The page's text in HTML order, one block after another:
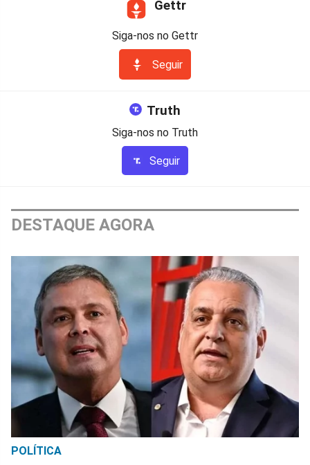
Gettr
Siga-nos no Gettr
Seguir
Truth
Siga-nos no Truth
Seguir
DESTAQUE AGORA
POLÍTICA